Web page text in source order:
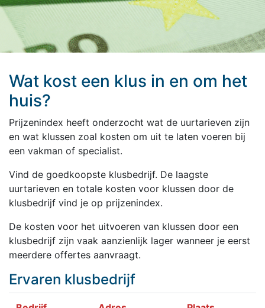
Wat kost een klus in en om het
huis?
Prijzenindex heeft onderzocht wat de uurtarieven zijn
en wat klussen zoal kosten om uit te laten voeren bij
een vakman of specialist.
Vind de goedkoopste klusbedrijf. De laagste
uurtarieven en totale kosten voor klussen door de
klusbedrijf vind je op prijzenindex.
De kosten voor het uitvoeren van klussen door een
klusbedrijf zijn vaak aanzienlijk lager wanneer je eerst
meerdere offertes aanvraagt.
Ervaren klusbedrijf